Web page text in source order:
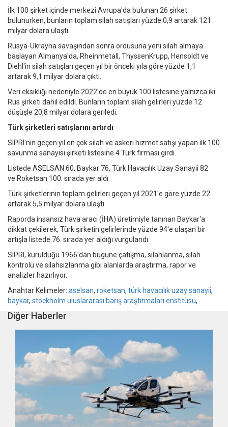
İlk 100 şirket içinde merkezi Avrupa'da bulunan 26 şirket
bulunurken, bunların toplam silah satışları yüzde 0,9 artarak 121
milyar dolara ulaştı.
Rusya-Ukrayna savaşından sonra ordusuna yeni silah almaya
başlayan Almanya'da, Rheinmetall, ThyssenKrupp, Hensoldt ve
Diehl'in silah satışları geçen yıl bir önceki yıla göre yüzde 1,1
artarak 9,1 milyar dolara çıktı.
Veri eksikliği nedeniyle 2022'de en büyük 100 listesine yalnızca iki
Rus şirketi dahil edildi. Bunların toplam silah gelirleri yüzde 12
düşüşle 20,8 milyar dolara geriledi.
Türk şirketleri satışlarını artırdı
SIPRI'nın geçen yıl en çok silah ve askeri hizmet satışı yapan ilk 100
savunma sanayisi şirketi listesine 4 Türk firması girdi.
Listede ASELSAN 60, Baykar 76, Türk Havacılık Uzay Sanayii 82
ve Roketsan 100. sırada yer aldı.
Türk şirketlerinin toplam gelirleri geçen yıl 2021'e göre yüzde 22
artarak 5,5 milyar dolara ulaştı.
Raporda insansız hava aracı (İHA) üretimiyle tanınan Baykar'a
dikkat çekilerek, Türk şirketin gelirlerinde yüzde 94'e ulaşan bir
artışla listede 76. sırada yer aldığı vurgulandı.
SIPRI, kurulduğu 1966'dan bugüne çatışma, silahlanma, silah
kontrolü ve silahsızlanma gibi alanlarda araştırma, rapor ve
analizler hazırlıyor.
Anahtar Kelimeler: aselsan, roketsan, türk havacılık uzay sanayii,
baykar, stockholm uluslararası barış araştırmaları enstitüsü,
Diğer Haberler